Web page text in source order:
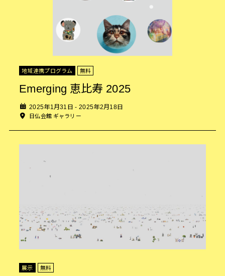
地域連携プログラム 無料
Emerging 恵比寿 2025
2025年1月31日 - 2025年2月18日
日仏会館 ギャラリー
展示 無料